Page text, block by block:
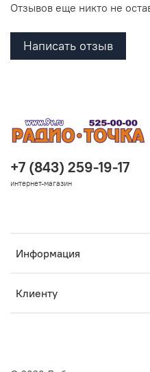
Отзывов еще никто не
Написать отзыв
Информация
Клиенту
+7 (843) 259-19-17
интернет-магазин